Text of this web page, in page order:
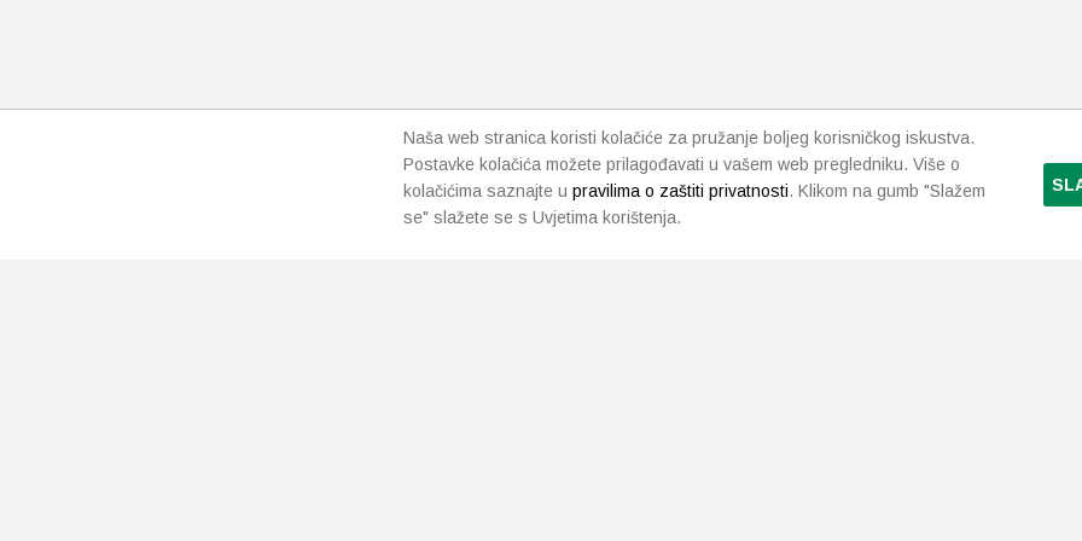
Naša web stranica koristi kolačiće za pružanje boljeg korisničkog iskustva.
Postavke kolačića možete prilagođavati u vašem web pregledniku. Više o
kolačićima saznajte u pravilima o zaštiti privatnosti. Klikom na gumb "Slažem
se" slažete se s Uvjetima korištenja.